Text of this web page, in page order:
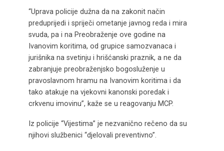
“Uprava policije dužna da na zakonit način
preduprijedi i spriječi ometanje javnog reda i mira
svuda, pa i na Preobraženje ove godine na
Ivanovim koritima, od grupice samozvanaca i
jurišnika na svetinju i hrišćanski praznik, a ne da
zabranjuje preobraženjsko bogosluženje u
pravoslavnom hramu na Ivanovim koritima i da
tako atakuje na vjekovni kanonski poredak i
crkvenu imovinu”, kaže se u reagovanju MCP.
Iz policije “Vijestima” je nezvanično rečeno da su
njihovi službenici “djelovali preventivno”.